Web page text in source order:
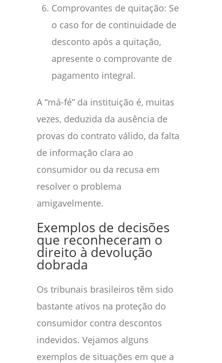
Comprovantes de quitação: Se
o caso for de continuidade de
desconto após a quitação,
apresente o comprovante de
pagamento integral.
A “má-fé” da instituição é, muitas
vezes, deduzida da ausência de
provas do contrato válido, da falta
de informação clara ao
consumidor ou da recusa em
resolver o problema
amigavelmente.
Exemplos de decisões
que reconheceram o
direito à devolução
dobrada
Os tribunais brasileiros têm sido
bastante ativos na proteção do
consumidor contra descontos
indevidos. Vejamos alguns
exemplos de situações em que a